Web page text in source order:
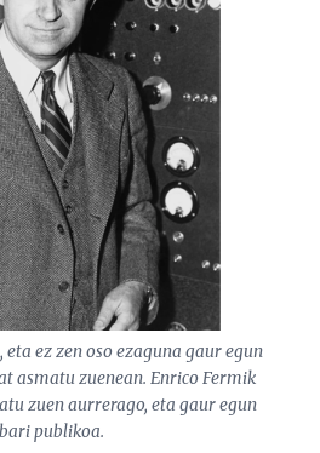
ez zen oso ezaguna gaur egun
asmatu zuenean. Enrico Fermik
zuen aurrerago, eta gaur egun
publikoa.